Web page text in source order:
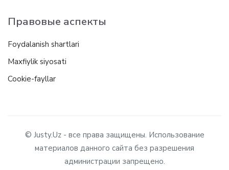
Правовые аспекты
Foydalanish shartlari
Maxfiylik siyosati
Cookie-fayllar
© Justy.Uz - все права защищены. Использование
материалов данного сайта без разрешения
администрации запрещено.